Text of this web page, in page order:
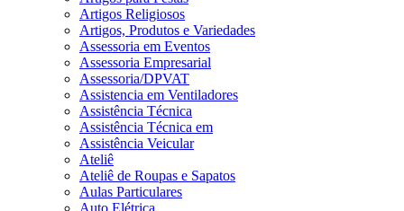
Artigos Religiosos
Artigos, Produtos e Variedades
Assessoria em Eventos
Assessoria Empresarial
Assessoria/DPVAT
Assistencia em Ventiladores
Assistência Técnica
Assistência Técnica em
Assistência Veicular
Ateliê
Ateliê de Roupas e Sapatos
Aulas Particulares
Auto Elétrica